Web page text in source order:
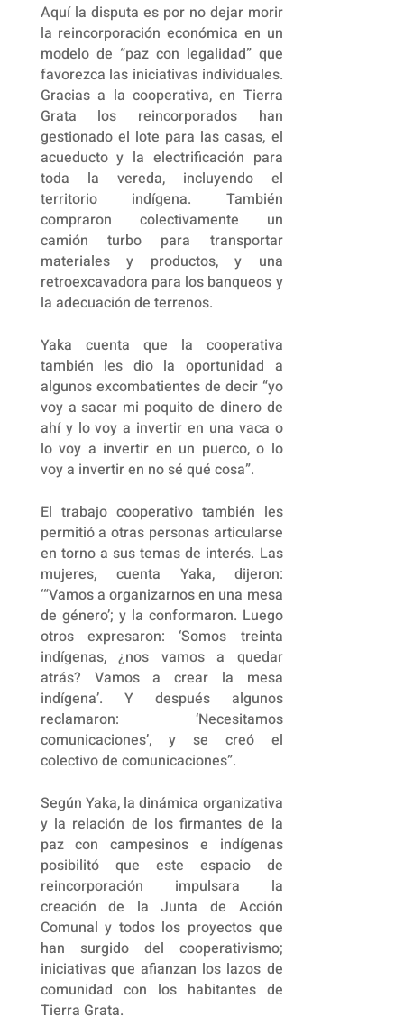
Aquí la disputa es por no dejar morir
la reincorporación económica en un
modelo de “paz con legalidad” que
favorezca las iniciativas individuales.
Gracias a la cooperativa, en Tierra
Grata los reincorporados han
gestionado el lote para las casas, el
acueducto y la electrificación para
toda la vereda, incluyendo el
territorio indígena. También
compraron colectivamente un
camión turbo para transportar
materiales y productos, y una
retroexcavadora para los banqueos y
la adecuación de terrenos.
Yaka cuenta que la cooperativa
también les dio la oportunidad a
algunos excombatientes de decir “yo
voy a sacar mi poquito de dinero de
ahí y lo voy a invertir en una vaca o
lo voy a invertir en un puerco, o lo
voy a invertir en no sé qué cosa”.
El trabajo cooperativo también les
permitió a otras personas articularse
en torno a sus temas de interés. Las
mujeres, cuenta Yaka, dijeron:
‘“Vamos a organizarnos en una mesa
de género’; y la conformaron. Luego
otros expresaron: ‘Somos treinta
indígenas, ¿nos vamos a quedar
atrás? Vamos a crear la mesa
indígena’. Y después algunos
reclamaron: ‘Necesitamos
comunicaciones’, y se creó el
colectivo de comunicaciones”.
Según Yaka, la dinámica organizativa
y la relación de los firmantes de la
paz con campesinos e indígenas
posibilitó que este espacio de
reincorporación impulsara la
creación de la Junta de Acción
Comunal y todos los proyectos que
han surgido del cooperativismo;
iniciativas que afianzan los lazos de
comunidad con los habitantes de
Tierra Grata.